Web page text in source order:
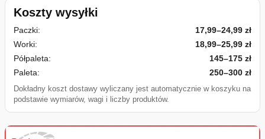
Koszty wysyłki
Paczki:
17,99–24,99 zł
Worki:
18,99–25,99 zł
Półpaleta:
145–175 zł
Paleta:
250–300 zł
Dokładny koszt dostawy wyliczany jest automatycznie w koszyku na
podstawie wymiarów, wagi i liczby produktów.